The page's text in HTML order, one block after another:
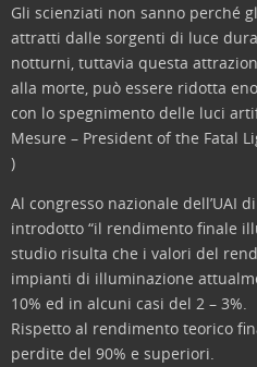
Gli scienziati non sanno perché
attratti dalle sorgenti di luce
notturni, tuttavia questa
alla morte, può essere ridotta
con lo spegnimento delle luci
Mesure – President of the Fatal
)
Al congresso nazionale dell’UAI
introdotto “il rendimento finale
studio risulta che i valori del
impianti di illuminazione
10% ed in alcuni casi del 2 – 3%.
Rispetto al rendimento teorico
perdite del 90% e superiori.